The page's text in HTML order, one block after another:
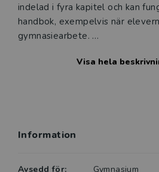
indelad i fyra kapitel och kan
handbok, exempelvis när
gymnasiearbete.
Kapitel 1 och 2 handlar om den
bedömningskriterier som
på andras arbeten.
Visa hela
Information
Avsedd för:
Gymnasium